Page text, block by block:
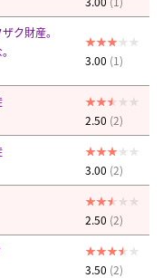
ク財産。
3.00 (1)
2.50 (2)
3.00 (2)
2.50 (2)
3.50 (2)